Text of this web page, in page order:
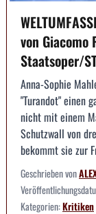
von
Staatsoper/
Anna-Sophie
"Turandot" einen
nicht mit einem
Schutzwall von
bekommt sie zur
Geschrieben von
Kategorien:Kritiken